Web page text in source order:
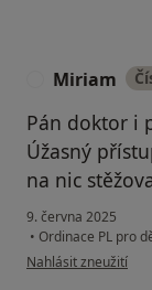
Miriam
Pán doktor i
Úžasný
na nic
9. června 2025
• Ordinace PL pro
podle názoru
Nahlásit zneužití